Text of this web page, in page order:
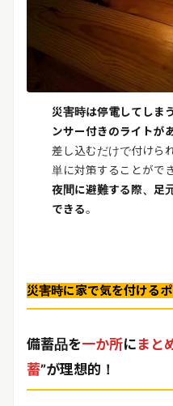
災害時は停電してしま
ンサー付きのライトが
差し込むだけで付けら
単に対策することができ
夜間に避難する際、足
できる。
災害時に家で気を付ける
備蓄品を一か所に まと
蓄”が理想的！